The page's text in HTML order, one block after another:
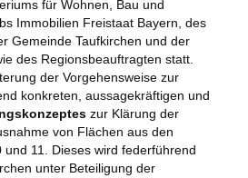
für Wohnen, Bau und
Immobilien Freistaat Bayern, des
Gemeinde Taufkirchen und der
des Regionsbeauftragten statt.
der Vorgehensweise zur
konkreten, aussagekräftigen und
zur Klärung der
von Flächen aus den
11. Dieses wird federführend
unter Beteiligung der